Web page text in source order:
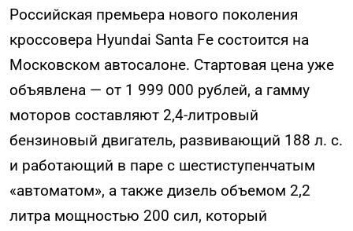
Российская премьера нового поколения
кроссовера Hyundai Santa Fe состоится на
Московском автосалоне. Стартовая цена уже
объявлена — от 1 999 000 рублей, а гамму
моторов составляют 2,4-литровый
бензиновый двигатель, развивающий 188 л. с.
и работающий в паре с шестиступенчатым
«автоматом», а также дизель объемом 2,2
литра мощностью 200 сил, который